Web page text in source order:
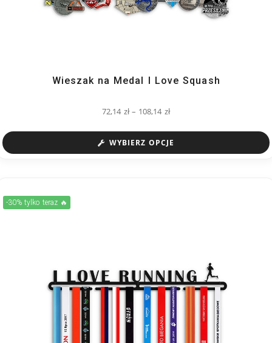
Wieszak na Medal I Love Squash
72,14 zł – 108,14 zł
WYBIERZ OPCJE
-30% tylko teraz 🔥